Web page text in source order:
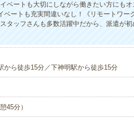
ベートも大切にしながら働きたい方にも
ートも充実間違いなし！《リモートワー
タッフさんも多数活躍中だから、派遣が
から徒歩15分／下神明駅から徒歩15分
45分）